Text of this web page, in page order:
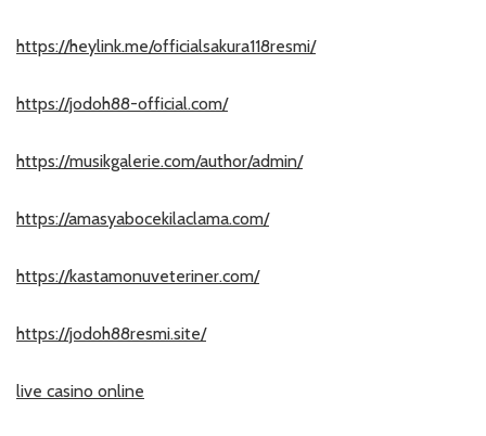
https://heylink.me/officialsakura118resmi/
https://jodoh88-official.com/
https://musikgalerie.com/author/admin/
https://amasyabocekilaclama.com/
https://kastamonuveteriner.com/
https://jodoh88resmi.site/
live casino online